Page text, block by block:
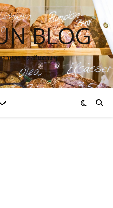
BLOG
าหาร ของกินต่าง ๆ